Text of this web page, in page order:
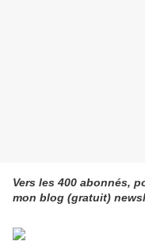
Vers les 400 abonnés,
mon blog (gratuit)